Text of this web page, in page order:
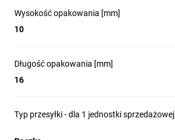
Wysokość opakowania [mm]
10
Długość opakowania [mm]
16
Typ przesyłki - dla 1 jednostki sprzedażowej